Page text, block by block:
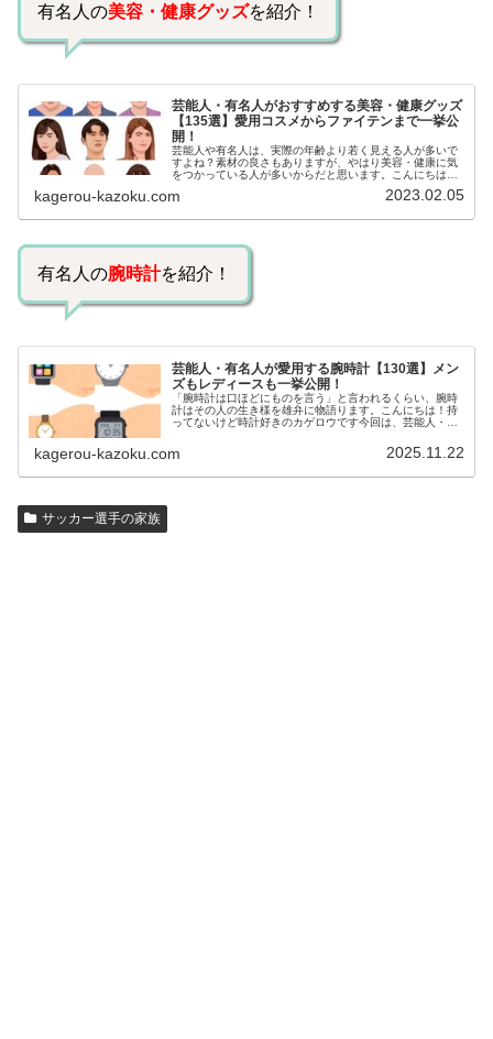
有名人の美容・健康グッズを紹介！
芸能人・有名人がおすすめする美容・健康グッズ
【135選】愛用コスメからファイテンまで一挙公
開！
芸能人や有名人は、実際の年齢より若く見える人が多いで
すよね？素材の良さもありますが、やはり美容・健康に気
をつかっている人が多いからだと思います。こんにちは！
いるのでしょうか？今回は、芸能人…
kagerou-kazoku.com 2023.02.05
有名人の腕時計を紹介！
芸能人・有名人が愛用する腕時計【130選】メン
ズもレディースも一挙公開！
「腕時計は口ほどにものを言う」と言われるくらい、腕時
計はその人の生き様を雄弁に物語ります。こんにちは！持
ってないけど時計好きのカゲロウです今回は、芸能人・有
kagerou-kazoku.com 2025.11.22
サッカー選手の家族